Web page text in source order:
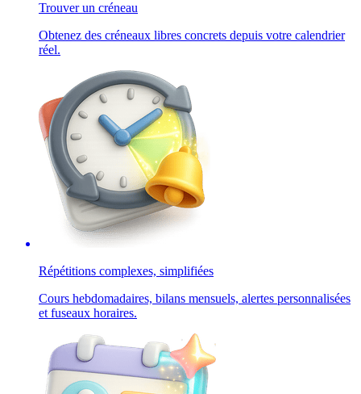
Trouver un créneau
Obtenez des créneaux libres concrets depuis votre calendrier
réel.
Répétitions complexes, simplifiées
Cours hebdomadaires, bilans mensuels, alertes personnalisées
et fuseaux horaires.